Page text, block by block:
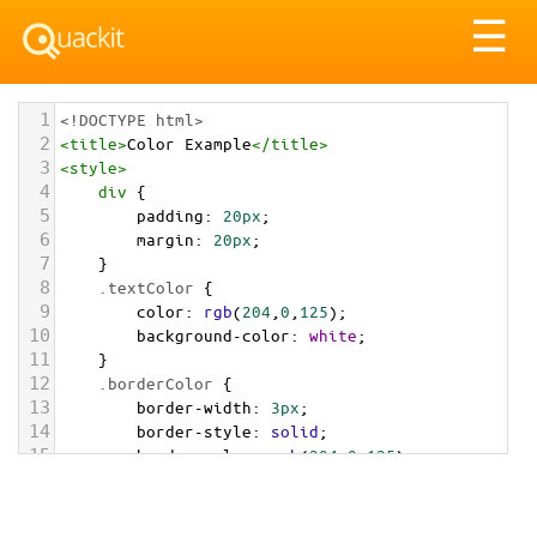
☰
1 <!DOCTYPE html>
2 <title>Color Example</title>
3 <style>
4 div {
5 padding: 20px;
6 margin: 20px;
7 }
8 .textColor {
9 color: rgb(204 0 125);
10 background-color: white;
11 }
12 .borderColor {
13 border-width: 3px;
14 border-style: solid;
15 border-color: rgb(204,0,125);